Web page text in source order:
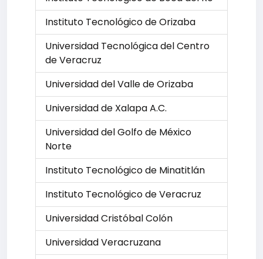
Instituto Tecnológico de Orizaba
Universidad Tecnológica del Centro
de Veracruz
Universidad del Valle de Orizaba
Universidad de Xalapa A.C.
Universidad del Golfo de México
Norte
Instituto Tecnológico de Minatitlán
Instituto Tecnológico de Veracruz
Universidad Cristóbal Colón
Universidad Veracruzana